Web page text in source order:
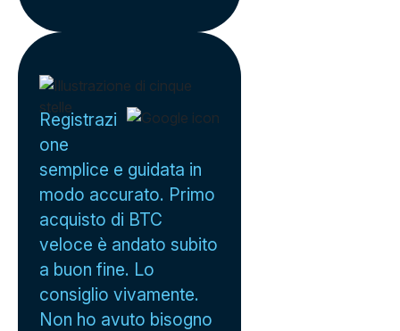
Registrazi
one
semplice e guidata in
modo accurato. Primo
acquisto di BTC
veloce è andato subito
a buon fine. Lo
consiglio vivamente.
Non ho avuto bisogno